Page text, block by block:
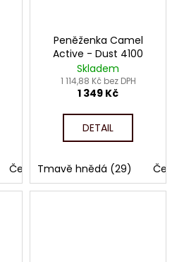
Černá (60)
Peněženka Camel
Active - Dust 4100
Skladem
1 114,88 Kč bez DPH
1 349 Kč
DETAIL
Tmavě hnědá (29)